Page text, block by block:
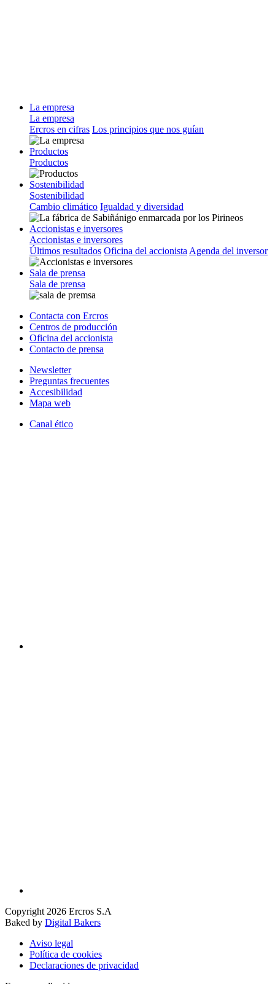
La empresa
La empresa
Ercros en cifras Los principios que nos guían
Productos
Productos
Sostenibilidad
Sostenibilidad
Cambio climático Igualdad y diversidad
Accionistas e inversores
Accionistas e inversores
Últimos resultados Oficina del accionista Agenda del inversor
Sala de prensa
Sala de prensa
Contacta con Ercros
Centros de producción
Oficina del accionista
Contacto de prensa
Newsletter
Preguntas frecuentes
Accesibilidad
Mapa web
Canal ético
Copyright 2026 Ercros S.A
Baked by Digital Bakers
Aviso legal
Política de cookies
Declaraciones de privacidad